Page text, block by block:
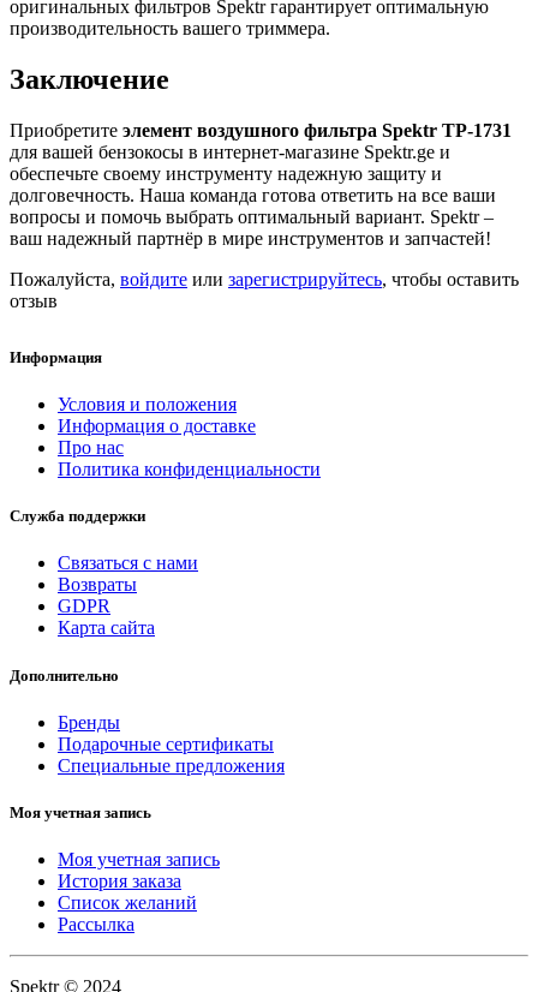
оригинальных фильтров Spektr гарантирует оптимальную
производительность вашего триммера.
Заключение
Приобретите элемент воздушного фильтра Spektr TP-1731
для вашей бензокосы в интернет-магазине Spektr.ge и
обеспечьте своему инструменту надежную защиту и
долговечность. Наша команда готова ответить на все ваши
вопросы и помочь выбрать оптимальный вариант. Spektr –
ваш надежный партнёр в мире инструментов и запчастей!
Пожалуйста, войдите или зарегистрируйтесь, чтобы оставить
отзыв
Информация
Условия и положения
Информация о доставке
Про нас
Политика конфиденциальности
Служба поддержки
Связаться с нами
Возвраты
GDPR
Карта сайта
Дополнительно
Бренды
Подарочные сертификаты
Специальные предложения
Моя учетная запись
Моя учетная запись
История заказа
Список желаний
Рассылка
Spektr © 2024